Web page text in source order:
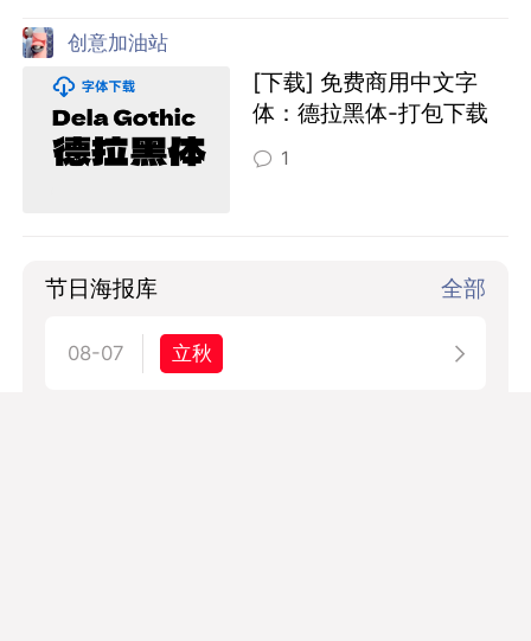
创意加油站
[下载] 免费商用中文字
体：德拉黑体-打包下载
1
节日海报库 全部
08-07 立秋